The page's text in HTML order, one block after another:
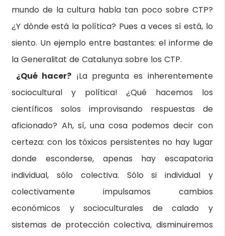
mundo de la cultura habla tan poco sobre CTP?
¿Y dónde está la política? Pues a veces sí está, lo
siento. Un ejemplo entre bastantes: el informe de
la Generalitat de Catalunya sobre los CTP.
¿Qué hacer? ¡La pregunta es inherentemente
sociocultural y política! ¿Qué hacemos los
científicos solos improvisando respuestas de
aficionado? Ah, sí, una cosa podemos decir con
certeza: con los tóxicos persistentes no hay lugar
donde esconderse, apenas hay escapatoria
individual, sólo colectiva. Sólo si individual y
colectivamente impulsamos cambios
económicos y socioculturales de calado y
sistemas de protección colectiva, disminuiremos